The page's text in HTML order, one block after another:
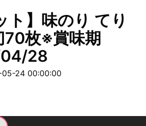
ト】味のり てり
70枚※賞味期
28
05-24 00:00:00